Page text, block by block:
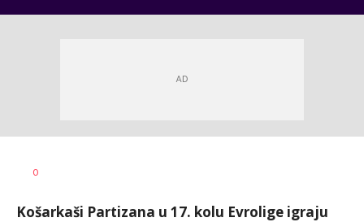
AUTOR
0
Košarkaši Partizana u 17. kolu Evrolige igraju